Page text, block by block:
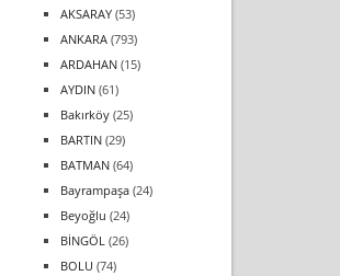
AKSARAY(53)
ANKARA(793)
ARDAHAN(15)
AYDIN(61)
Bakırköy(25)
BARTIN(29)
BATMAN(64)
Bayrampaşa(24)
Beyoğlu (24)
BİNGÖL (26)
BOLU (74)